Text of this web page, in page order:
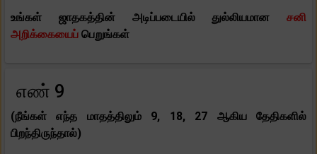
உங்கள் ஜாதகத்தின் அடிப்படையில் துல்லியமான சனி
அறிக்கையைப் பெறுங்கள்
எண் 9
(நீங்கள் எந்த மாதத்திலும் 9, 18, 27 ஆகிய தேதிகளில்
பிறந்திருந்தால்)